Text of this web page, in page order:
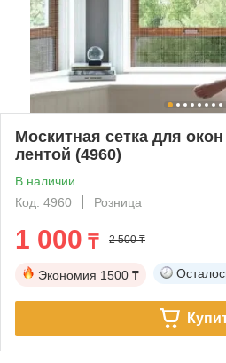
Москитная сетка для
лентой (4960)
В наличии
Код: 4960
Розница
1 000 ₸ 2 500 ₸
Экономия 1500 ₸